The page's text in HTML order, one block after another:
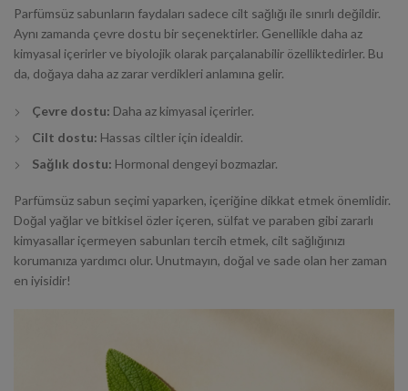
Parfümsüz sabunların faydaları sadece cilt sağlığı ile sınırlı değildir.
Aynı zamanda çevre dostu bir seçenektirler. Genellikle daha az
kimyasal içerirler ve biyolojik olarak parçalanabilir özelliktedirler. Bu
da, doğaya daha az zarar verdikleri anlamına gelir.
Çevre dostu: Daha az kimyasal içerirler.
Cilt dostu: Hassas ciltler için idealdir.
Sağlık dostu: Hormonal dengeyi bozmazlar.
Parfümsüz sabun seçimi yaparken, içeriğine dikkat etmek önemlidir.
Doğal yağlar ve bitkisel özler içeren, sülfat ve paraben gibi zararlı
kimyasallar içermeyen sabunları tercih etmek, cilt sağlığınızı
korumanıza yardımcı olur. Unutmayın, doğal ve sade olan her zaman
en iyisidir!